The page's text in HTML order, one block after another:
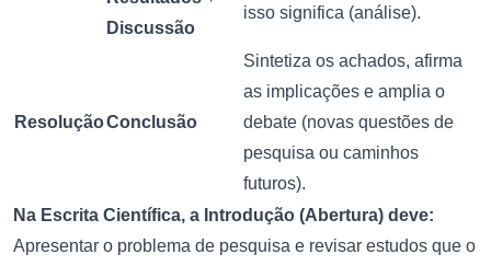
Discussão
isso significa (análise).
ResoluçãoConclusão
Sintetiza os achados, afirma
as implicações e amplia o
debate (novas questões de
pesquisa ou caminhos
futuros).
Na Escrita Científica, a Introdução (Abertura) deve:
Apresentar o problema de pesquisa e revisar estudos que o